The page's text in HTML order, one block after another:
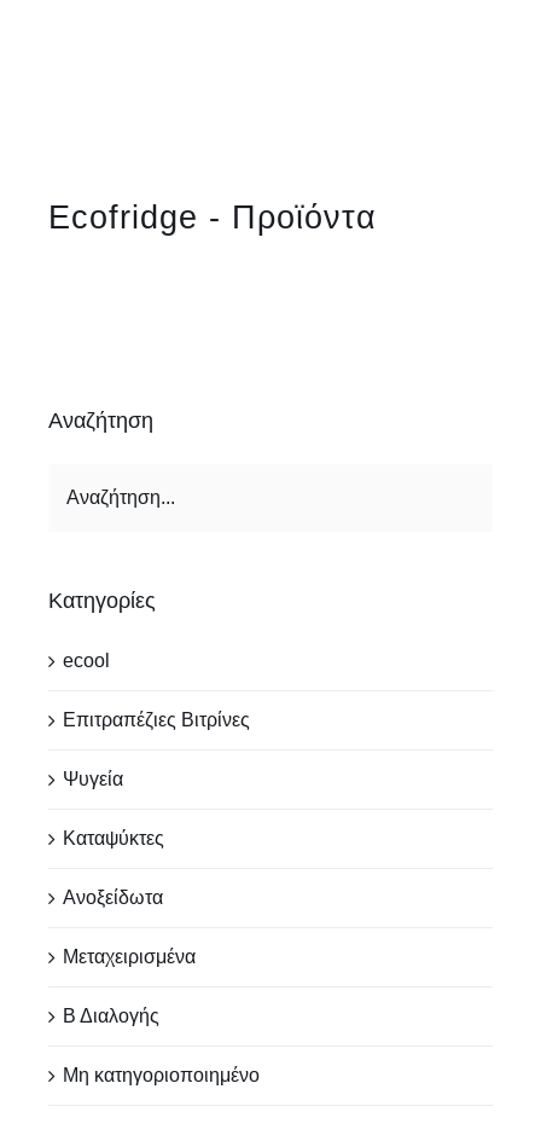
Ecofridge - Προϊόντα
Αναζήτηση
Κατηγορίες
ecool
Επιτραπέζιες Βιτρίνες
Ψυγεία
Καταψύκτες
Ανοξείδωτα
Μεταχειρισμένα
Β Διαλογής
Μη κατηγοριοποιημένο